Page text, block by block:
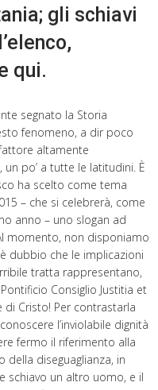
gli schiavi
qui.
segnato la Storia
fenomeno, a dir poco
altamente
po’ a tutte le latitudini. È
ha scelto come tema
– che si celebrerà, come
anno – uno slogan ad
momento, non disponiamo
dubbio che le implicazioni
tratta rappresentano,
Consiglio Justitia et
di Cristo! Per contrastarla
l’inviolabile dignità
fermo il riferimento alla
della diseguaglianza, in
schiavo un altro uomo, e il